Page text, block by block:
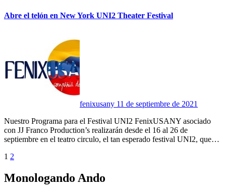
Abre el telón en New York UNI2 Theater Festival
fenixusany 11 de septiembre de 2021
Nuestro Programa para el Festival UNI2 FenixUSANY asociado
con JJ Franco Production’s realizarán desde el 16 al 26 de
septiembre en el teatro circulo, el tan esperado festival UNI2, que…
Paginación
de
entradas
1 2
Monologando Ando